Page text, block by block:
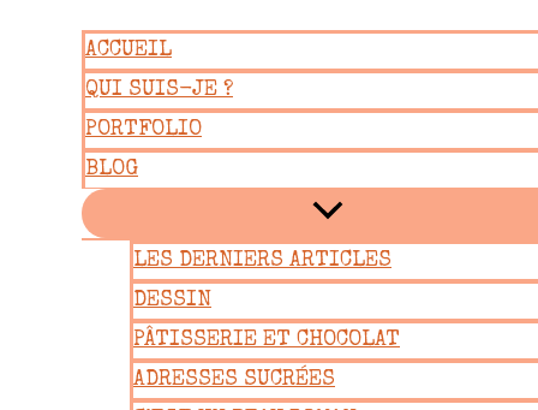
contenu
ACCUEIL
QUI SUIS-JE ?
PORTFOLIO
BLOG
LES DERNIERS ARTICLES
DESSIN
PÂTISSERIE ET CHOCOLAT
ADRESSES SUCRÉES